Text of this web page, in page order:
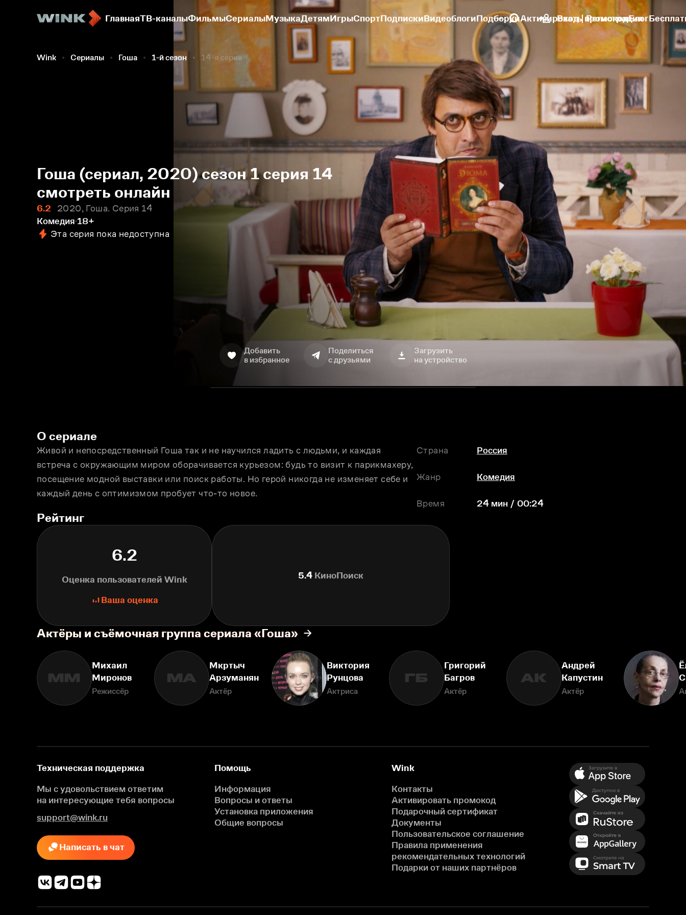
ГлавнаяТВ-каналыФильмыСериалыМузыкаДетямИгрыСпортПодпискиВидеоблогиПодборкиАктивировать промокодБлог
Вход | Регистрация
Wink Сериалы Гоша 1-й сезон 14-я серия
Гоша (сериал, 2020) сезон 1 серия 14
смотреть онлайн
6.2
2020, Гоша. Серия 14
Комедия 18+
Эта серия пока недоступна
Добавить
в избранное
Поделиться
с друзьями
Загрузить
на устройство
О сериале
Живой и непосредственный Гоша так и не научился ладить с людьми, и каждая
встреча с окружающим миром оборачивается курьeзом: будь то визит к парикмахеру,
посещение модной выставки или поиск работы. Но герой никогда не изменяет себе и
каждый день с оптимизмом пробует что-то новое.
Страна Россия
Жанр Комедия
Время 24 мин / 00:24
Рейтинг
6.2
Оценка пользователей Wink
Ваша оценка
5.4КиноПоиск
Актёры и съёмочная группа сериала «Гоша»
ММ
Михаил
Миронов
Режиссёр
МА
Мкртыч
Арзуманян
Актёр
Виктория
Рунцова
Актриса
ГБ
Григорий
Багров
Актёр
АК
Андрей
Капустин
Актёр
Техническая поддержка
Мы с удовольствием ответим
на интересующие тебя вопросы
support@wink.ru
Написать в чат
Помощь
Информация
Вопросы и ответы
Установка приложения
Общие вопросы
Wink
Контакты
Активировать промокод
Подарочный сертификат
Документы
Пользовательское соглашение
Правила применения
рекомендательных технологий
Подарки от наших партнёров